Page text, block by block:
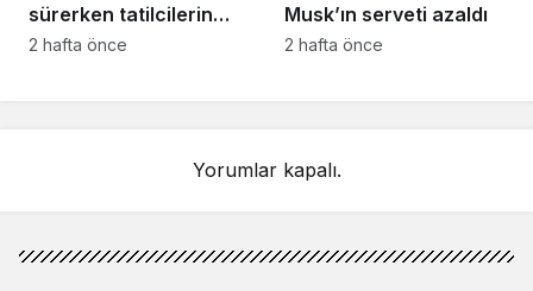
sürerken tatilcilerin
kayıtsızlığı tepki yarattı
2 hafta önce
Musk’ın serveti azaldı
2 hafta önce
Yorumlar kapalı.